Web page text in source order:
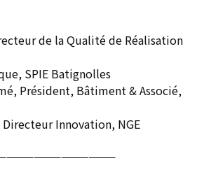
de la Qualité de Réalisation
SPIE Batignolles
Président, Bâtiment & Associé,
Innovation, NGE